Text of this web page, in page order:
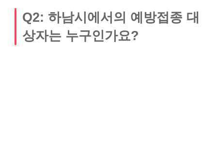
Q2: 하남시에서의 예방접종 대
상자는 누구인가요?